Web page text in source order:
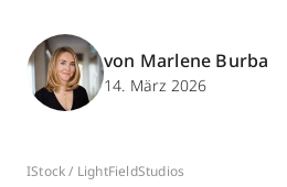
von Marlene Burba
14. März 2026
IStock / LightFieldStudios